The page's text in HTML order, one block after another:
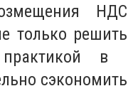
НДС
только решить
в
сэкономить